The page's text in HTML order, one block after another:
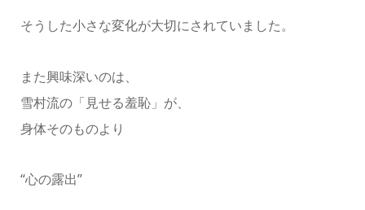
そうした小さな変化が大切にされていました。
また興味深いのは、
雪村流の「見せる羞恥」が、
身体そのものより
“心の露出”